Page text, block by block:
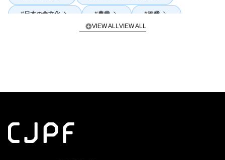
日本の食文化 農業 漁業
地産地消 外国人活躍
VIEW ALL